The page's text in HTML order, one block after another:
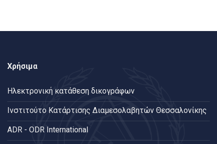
Χρήσιμα
Ηλεκτρονική κατάθεση δικογράφων
Ινστιτούτο Κατάρτισης Διαμεσολαβητών Θεσσαλονίκης
ADR - ODR International